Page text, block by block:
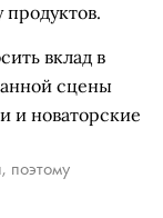
вклад в
сцены
и новаторские
поэтому